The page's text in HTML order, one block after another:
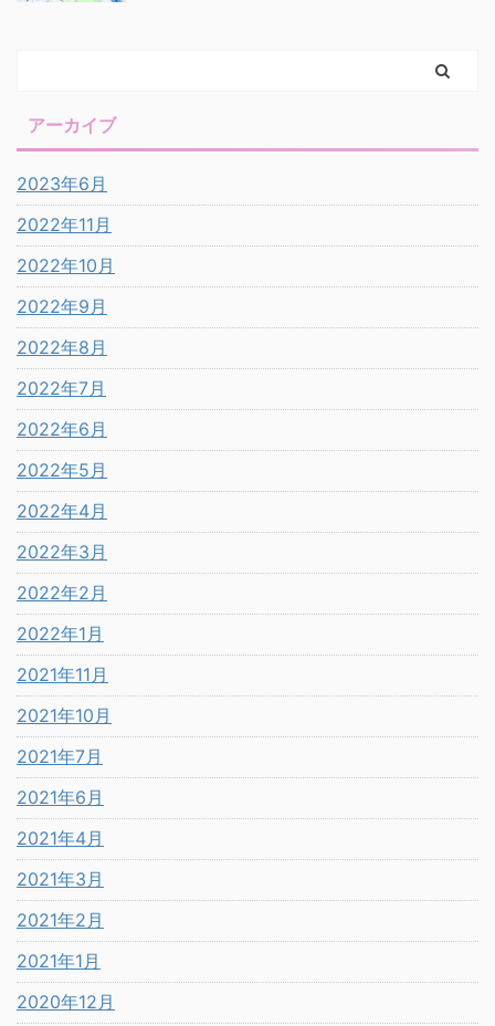
アーカイブ
2023年6月
2022年11月
2022年10月
2022年9月
2022年8月
2022年7月
2022年6月
2022年5月
2022年4月
2022年3月
2022年2月
2022年1月
2021年11月
2021年10月
2021年7月
2021年6月
2021年4月
2021年3月
2021年2月
2021年1月
2020年12月